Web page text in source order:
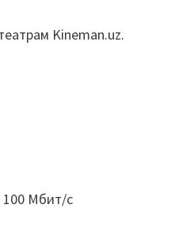
Kineman.uz.
100 Мбит/с